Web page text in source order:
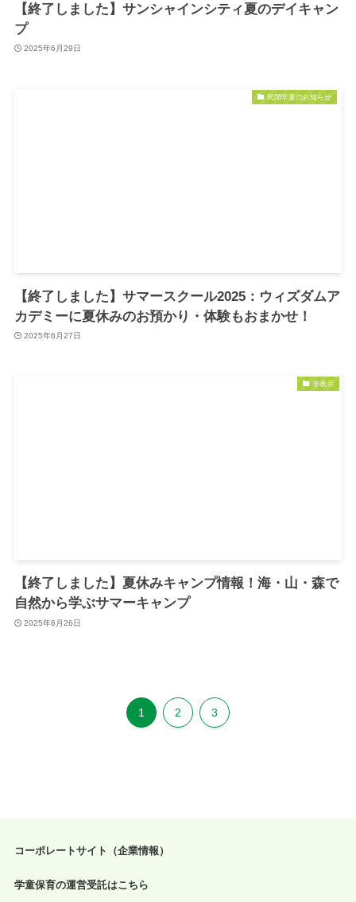
【終了しました】サンシャインシティ夏のデイキャン
プ
2025年6月29日
民間学童のお知らせ
【終了しました】サマースクール2025：ウィズダムア
カデミーに夏休みのお預かり・体験もおまかせ！
2025年6月27日
非表示
【終了しました】夏休みキャンプ情報！海・山・森で
自然から学ぶサマーキャンプ
2025年6月26日
1 2 3
コーポレートサイト（企業情報）
学童保育の運営受託はこちら